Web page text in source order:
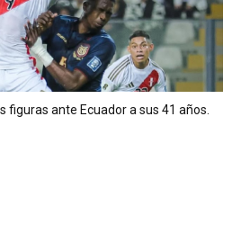
figuras ante Ecuador a sus 41 años.